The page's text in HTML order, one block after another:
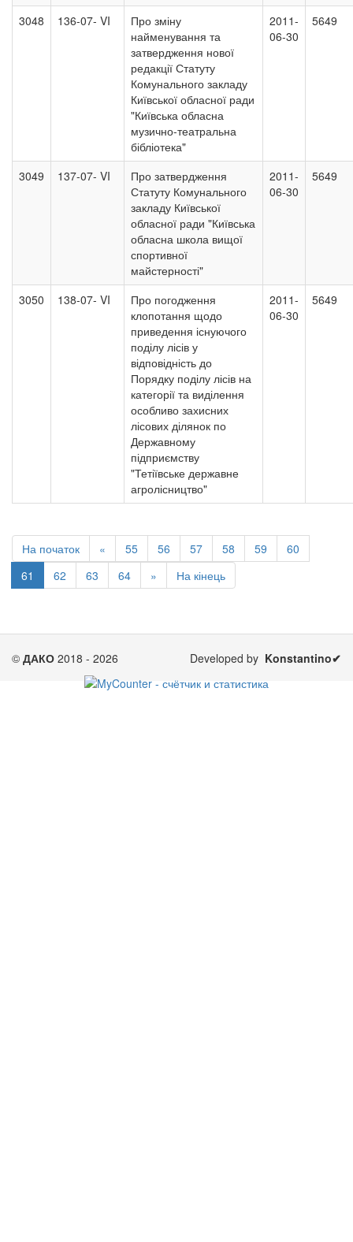
3048 136-07- VI
Про зміну
найменування та
затвердження нової
редакції Статуту
Комунального закладу
Київської обласної ради
"Київська обласна
музично-театральна
бібліотека"
2011-
06-30
5649
3049 137-07- VI
Про затвердження
Статуту Комунального
закладу Київської
обласної ради "Київська
обласна школа вищої
спортивної
майстерності"
2011-
06-30
5649
3050 138-07- VI
Про погодження
клопотання щодо
приведення існуючого
поділу лісів у
відповідність до
Порядку поділу лісів на
категорії та виділення
особливо захисних
лісових ділянок по
Державному
підприємству
"Тетіївське державне
агролісництво"
2011-
06-30
5649
На початок « 55 56 57 58 59
60
61
62 63 64 » На кінець
© ДАКО 2018 - 2026 Developed by Konstantino✔